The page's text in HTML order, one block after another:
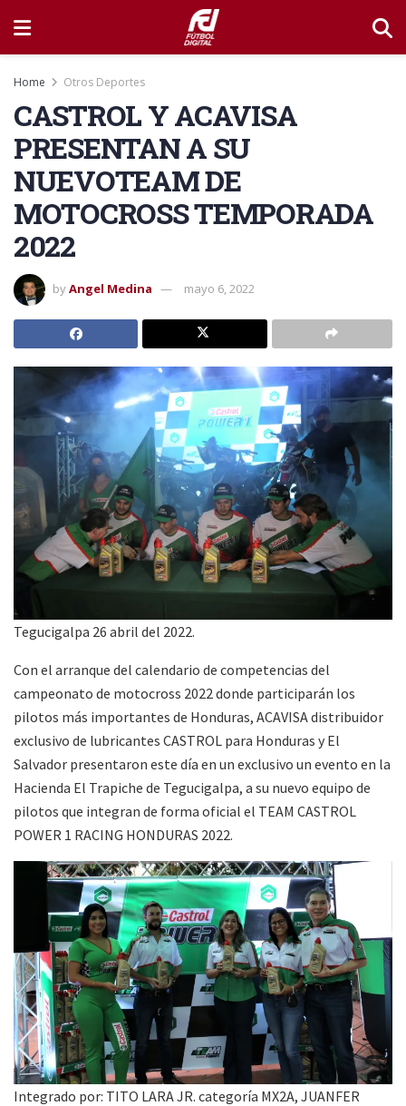
Home Otros Deportes
CASTROL Y ACAVISA
PRESENTAN A SU
NUEVOTEAM DE
MOTOCROSS TEMPORADA
2022
byAngel Medina mayo 6, 2022
Tegucigalpa 26 abril del 2022.
Con el arranque del calendario de competencias del
campeonato de motocross 2022 donde participarán los
pilotos más importantes de Honduras, ACAVISA distribuidor
exclusivo de lubricantes CASTROL para Honduras y El
Salvador presentaron este día en un exclusivo un evento en la
Hacienda El Trapiche de Tegucigalpa, a su nuevo equipo de
pilotos que integran de forma oficial el TEAM CASTROL
POWER 1 RACING HONDURAS 2022.
Integrado por: TITO LARA JR. categoría MX2A, JUANFER